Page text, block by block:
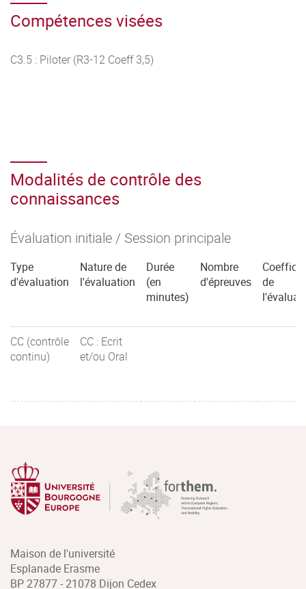
Compétences visées
C3.5 : Piloter (R3-12 Coeff 3,5)
Modalités de contrôle des
connaissances
Évaluation initiale / Session principale
Type
d'évaluation
Nature de
l'évaluation
Durée
(en
minutes)
Nombre
d'épreuves
de
CC (contrôle
continu)
CC : Ecrit
et/ou Oral
Maison de l'université
Esplanade Erasme
BP 27877 - 21078 Dijon Cedex